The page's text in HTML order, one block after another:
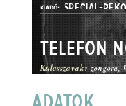
KIADÓ: SPECIAL-
Telefon
Kulcsszavak: zongora